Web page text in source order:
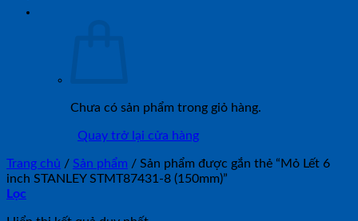
Chưa có sản phẩm trong giỏ hàng.
Quay trở lại cửa hàng
Trang chủ / Sản phẩm / Sản phẩm được gắn thẻ “Mỏ Lết 6
inch STANLEY STMT87431-8 (150mm)”
Lọc